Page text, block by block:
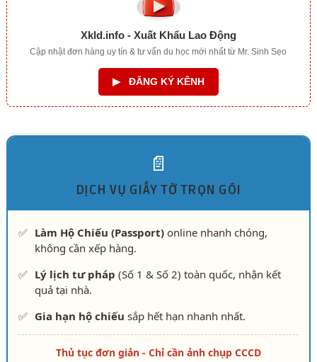
Xkld.info - Xuất Khẩu Lao Động
Cập nhật đơn hàng uy tín & tư vấn du học mới nhất từ Mr. Sinh Sẹo
▶ ĐĂNG KÝ KÊNH
📄
DỊCH VỤ GIẤY TỜ TRỌN GÓI
✅ Làm Hộ Chiếu (Passport)online nhanh chóng,
không cần xếp hàng.
✅ Lý lịch tư pháp (Số 1 & Số 2) toàn quốc, nhận kết
quả tại nhà.
✅ Gia hạn hộ chiếu sắp hết hạn nhanh nhất.
Thủ tục đơn giản - Chỉ cần ảnh chụp CCCD